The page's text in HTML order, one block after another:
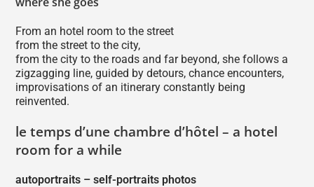
From an hotel room to the street
from the street to the city,
from the city to the roads and far beyond, she follows a
zigzagging line, guided by detours, chance encounters,
improvisations of an itinerary constantly being
reinvented.
le temps d’une chambre d’hôtel – a hotel
room for a while
autoportraits – self-portraits photos